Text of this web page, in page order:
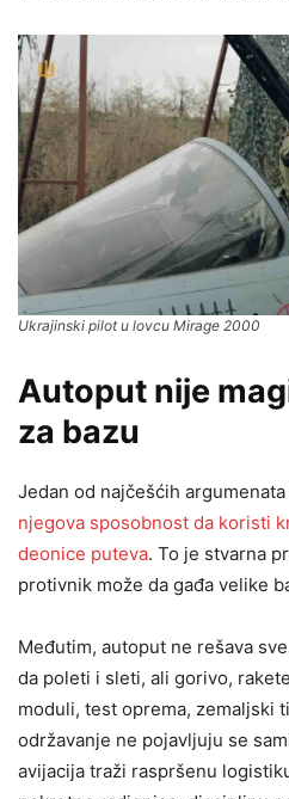
Ukrajinski pilot u lovcu Mirage 2000
Autoput nije
za bazu
Jedan od najčešćih
njegova sposobnost da koristi
deonice puteva. To je stvarna
protivnik može da gađa velike
Međutim, autoput ne rešava
da poleti i sleti, ali gorivo,
moduli, test oprema, zemaljski
održavanje ne pojavljuju se
avijacija traži raspršenu